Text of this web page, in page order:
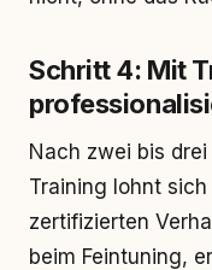
Schritt 4: Mit
Nach zwei bis
Training lohnt
zertifizierten
beim Feintuning,